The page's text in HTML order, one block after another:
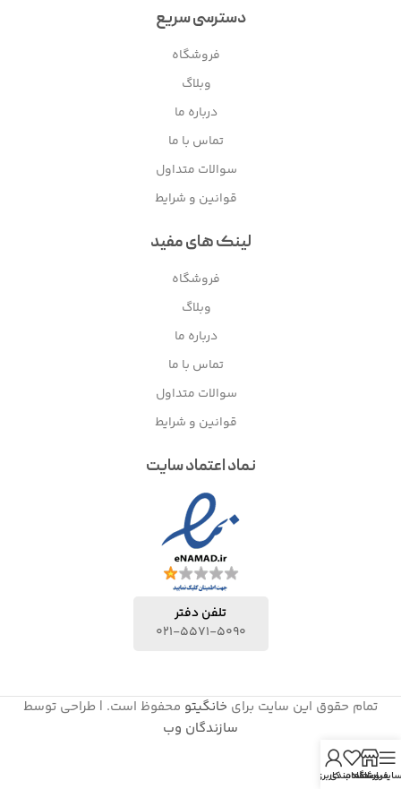
دسترسی سریع
فروشگاه
وبلاگ
درباره ما
تماس با ما
سوالات متداول
قوانین و شرایط
لینک های مفید
فروشگاه
وبلاگ
درباره ما
تماس با ما
سوالات متداول
قوانین و شرایط
نماد اعتماد سایت
تلفن دفتر
021-5571-5090
تمام حقوق این سایت برای خانگیتو محفوظ است. | طراحی توسط
سازندگان وب
فروشگاه
علاقه مندی
حساب کاربری من